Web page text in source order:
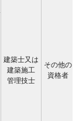
建築士又は
建築施工
管理技士
その他の
資格者